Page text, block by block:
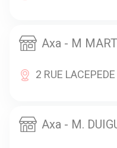
Axa - M
2 RUE
Axa - M.